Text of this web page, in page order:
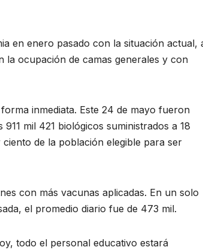
en enero pasado con la situación actual,
la ocupación de camas generales y con
inmediata. Este 24 de mayo fueron
mil 421 biológicos suministrados a 18
de la población elegible para ser
con más vacunas aplicadas. En un solo
el promedio diario fue de 473 mil.
todo el personal educativo estará